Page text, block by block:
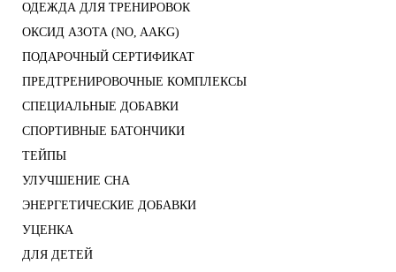
ОДЕЖДА ДЛЯ ТРЕНИРОВОК
ОКСИД АЗОТА (NO, AAKG)
ПОДАРОЧНЫЙ СЕРТИФИКАТ
ПРЕДТРЕНИРОВОЧНЫЕ КОМПЛЕКСЫ
СПЕЦИАЛЬНЫЕ ДОБАВКИ
СПОРТИВНЫЕ БАТОНЧИКИ
ТЕЙПЫ
УЛУЧШЕНИЕ СНА
ЭНЕРГЕТИЧЕСКИЕ ДОБАВКИ
УЦЕНКА
ДЛЯ ДЕТЕЙ